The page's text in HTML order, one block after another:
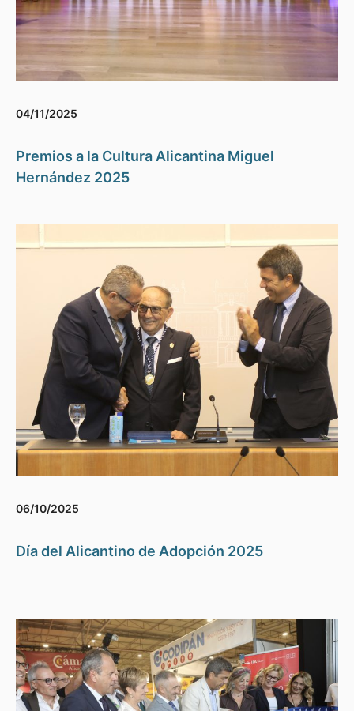
04/11/2025
Premios a la Cultura Alicantina Miguel
Hernández 2025
06/10/2025
Día del Alicantino de Adopción 2025